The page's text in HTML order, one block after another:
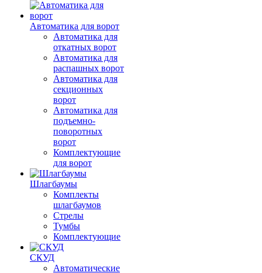
Автоматика для ворот
Автоматика для
откатных ворот
Автоматика для
распашных ворот
Автоматика для
секционных
ворот
Автоматика для
подъемно-
поворотных
ворот
Комплектующие
для ворот
Шлагбаумы
Комплекты
шлагбаумов
Стрелы
Тумбы
Комплектующие
СКУД
Автоматические